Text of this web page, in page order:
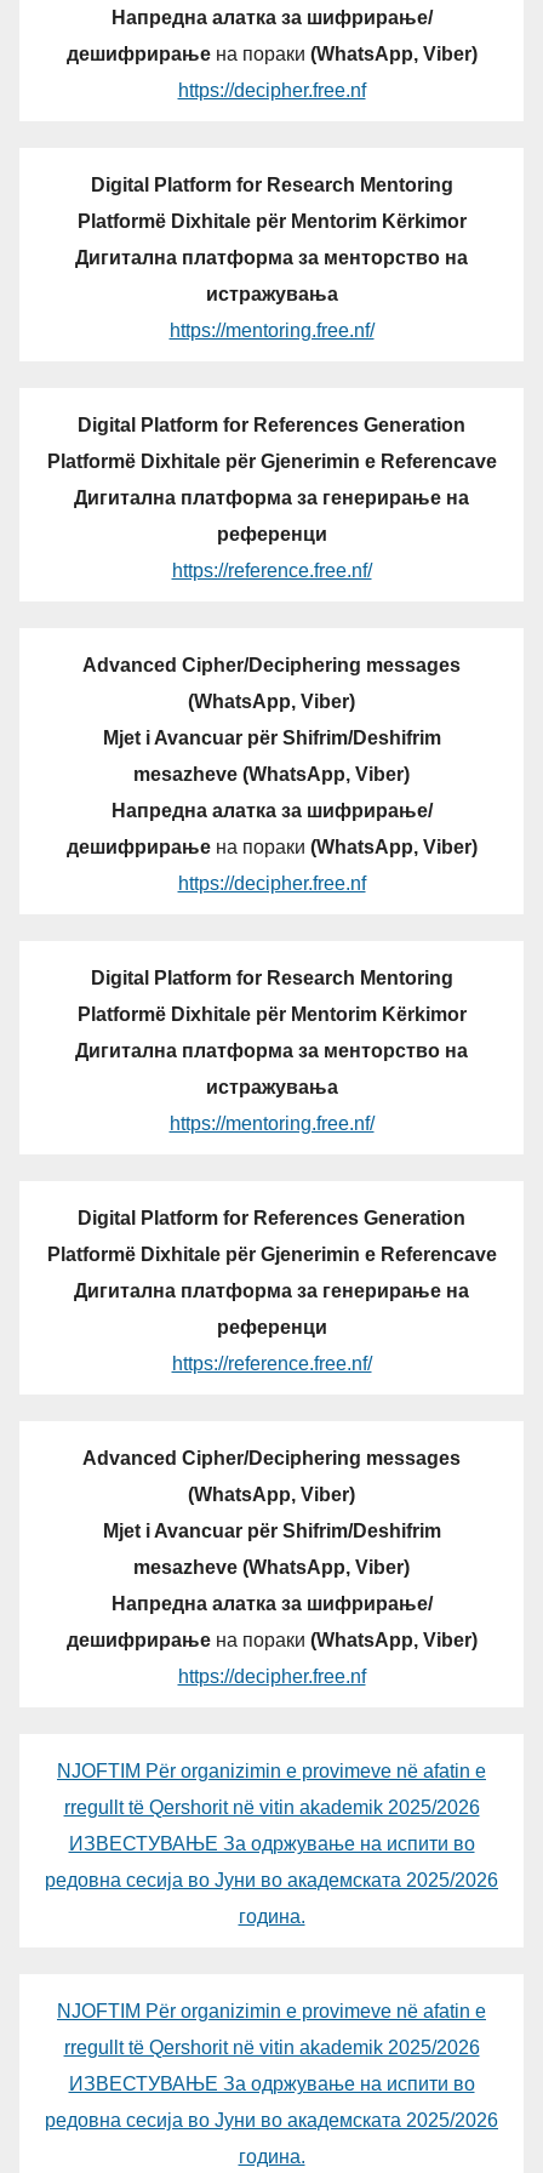
Напредна алатка за шифрирање/
дешифрирањена пораки (WhatsApp, Viber)
https://decipher.free.nf
Digital Platform for Research Mentoring
Platformë Dixhitale për Mentorim Kërkimor
Дигитална платформа за менторство на
истражувања
https://mentoring.free.nf/
Digital Platform for References Generation
Platformë Dixhitale për Gjenerimin e Referencave
Дигитална платформа за генерирање на
референци
https://reference.free.nf/
Advanced Cipher/Deciphering messages
(WhatsApp, Viber)
Mjet i Avancuar për Shifrim/Deshifrim
mesazheve (WhatsApp, Viber)
Напредна алатка за шифрирање/
дешифрирањена пораки (WhatsApp, Viber)
https://decipher.free.nf
Digital Platform for Research Mentoring
Platformë Dixhitale për Mentorim Kërkimor
Дигитална платформа за менторство на
истражувања
https://mentoring.free.nf/
Digital Platform for References Generation
Platformë Dixhitale për Gjenerimin e Referencave
Дигитална платформа за генерирање на
референци
https://reference.free.nf/
Advanced Cipher/Deciphering messages
(WhatsApp, Viber)
Mjet i Avancuar për Shifrim/Deshifrim
mesazheve (WhatsApp, Viber)
Напредна алатка за шифрирање/
дешифрирањена пораки (WhatsApp, Viber)
https://decipher.free.nf
NJOFTIM Për organizimin e provimeve në afatin e
rregullt të Qershorit në vitin akademik 2025/2026
ИЗВЕСТУВАЊЕ За одржување на испити во
редовна сесија во Јуни во академската 2025/2026
година.
NJOFTIM Për organizimin e provimeve në afatin e
rregullt të Qershorit në vitin akademik 2025/2026
ИЗВЕСТУВАЊЕ За одржување на испити во
редовна сесија во Јуни во академската 2025/2026
година.